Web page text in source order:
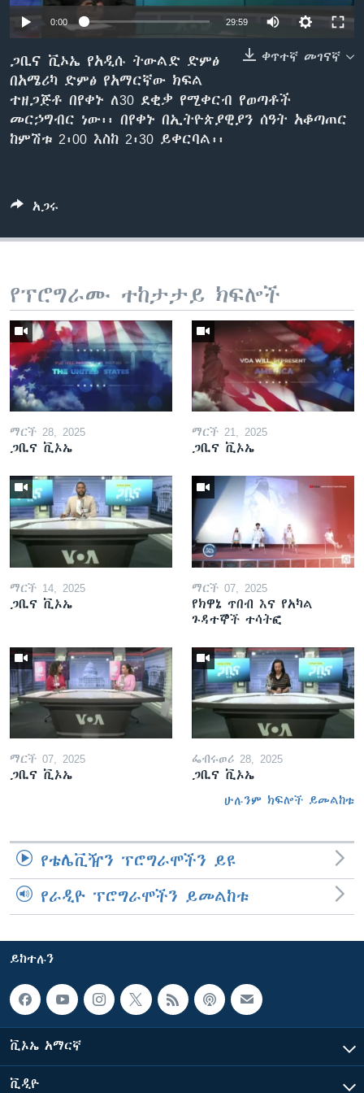
ቋንቋዎች
0:00 29:59
ቀጥተኛ መገናኛ
ጋቢና ቪኦኤ የአዲሱ ትውልድ ድምፅ
በአሜሪካ ድምፅ የአማርኛው ክፍል
ተዘጋጅቶ በየቀኑ ለ30 ደቂቃ የሚቀርብ የወጣቶች
መርኃግብር ነው፡፡ በየቀኑ በኢትዮጵያዊያን ሰዓት አቆጣጠር
ከምሽቱ 2፡00 እስከ 2፡30 ይቀርባል፡፡
አጋሩ
የፕሮግራሙ ተከታታይ ክፍሎች
ማርች 28, 2025
ጋቢና ቪኦኤ
ማርች 21, 2025
ጋቢና ቪኦኤ
ማርች 14, 2025
ጋቢና ቪኦኤ
ማርች 07, 2025
የክዋኔ ጥበብ እና የአካል
ጉዳተኞች ተሳትፎ
ማርች 07, 2025
ጋቢና ቪኦኤ
ፌብሩወሪ 28, 2025
ጋቢና ቪኦኤ
ሁሉንም ክፍሎች ይመልከቱ
የቴሌቪዥን ፕሮግራሞችን ይዩ
የራዲዮ ፕሮግራሞችን ይመልከቱ
ይከተሉን
ቪኦኤ አማርኛ
ቪዲዮ